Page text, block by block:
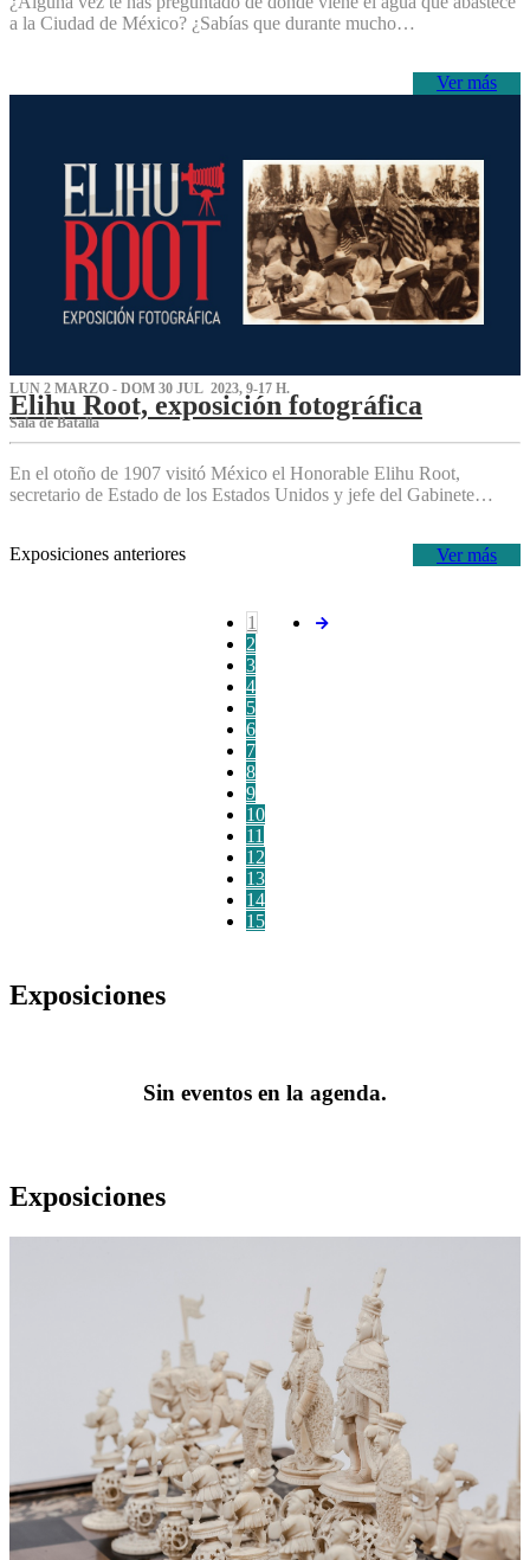
a la Ciudad de México? ¿Sabías que durante mucho…
Ver más
LUN 2 MARZO - DOM 30 JUL 2023, 9-17 H.
Elihu Root, exposición fotográfica
Sala de Batalla
En el otoño de 1907 visitó México el Honorable Elihu Root,
secretario de Estado de los Estados Unidos y jefe del Gabinete…
Ver más
Exposiciones anteriores
1
2
3
4
5
6
7
8
9
10
11
12
13
14
15
Exposiciones
Sin eventos en la agenda.
Exposiciones